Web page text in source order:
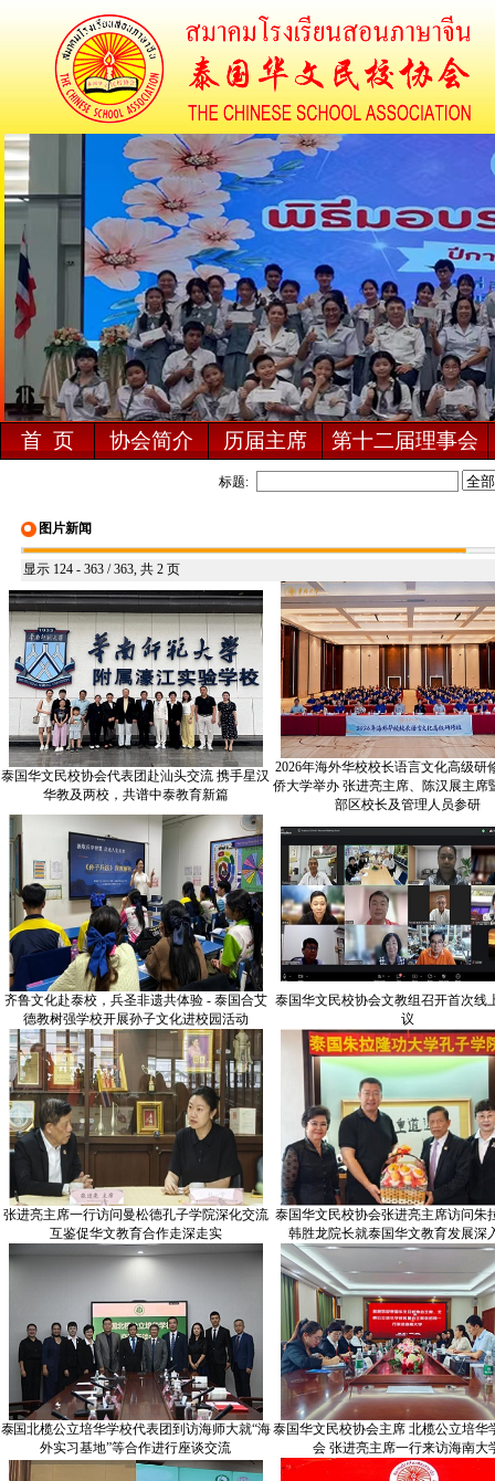
首 页 协会简介 历届主席 第十二届理事会
标题:
图片新闻
显示 124 - 363 / 363, 共 2 页
泰国华文民校协会代表团赴汕头交流 携手星汉
华教及两校，共谱中泰教育新篇
2026年海外华校校长语言文化高级研
侨大学举办 张进亮主席、陈汉展主席
部区校长及管理人员参研
齐鲁文化赴泰校，兵圣非遗共体验 - 泰国合艾
德教树强学校开展孙子文化进校园活动
泰国华文民校协会文教组召开首次线
议
张进亮主席一行访问曼松德孔子学院深化交流
互鉴促华文教育合作走深走实
泰国华文民校协会张进亮主席访问朱
韩胜龙院长就泰国华文教育发展深
泰国北榄公立培华学校代表团到访海师大就“海
外实习基地”等合作进行座谈交流
泰国华文民校协会主席 北榄公立培华
会 张进亮主席一行来访海南大